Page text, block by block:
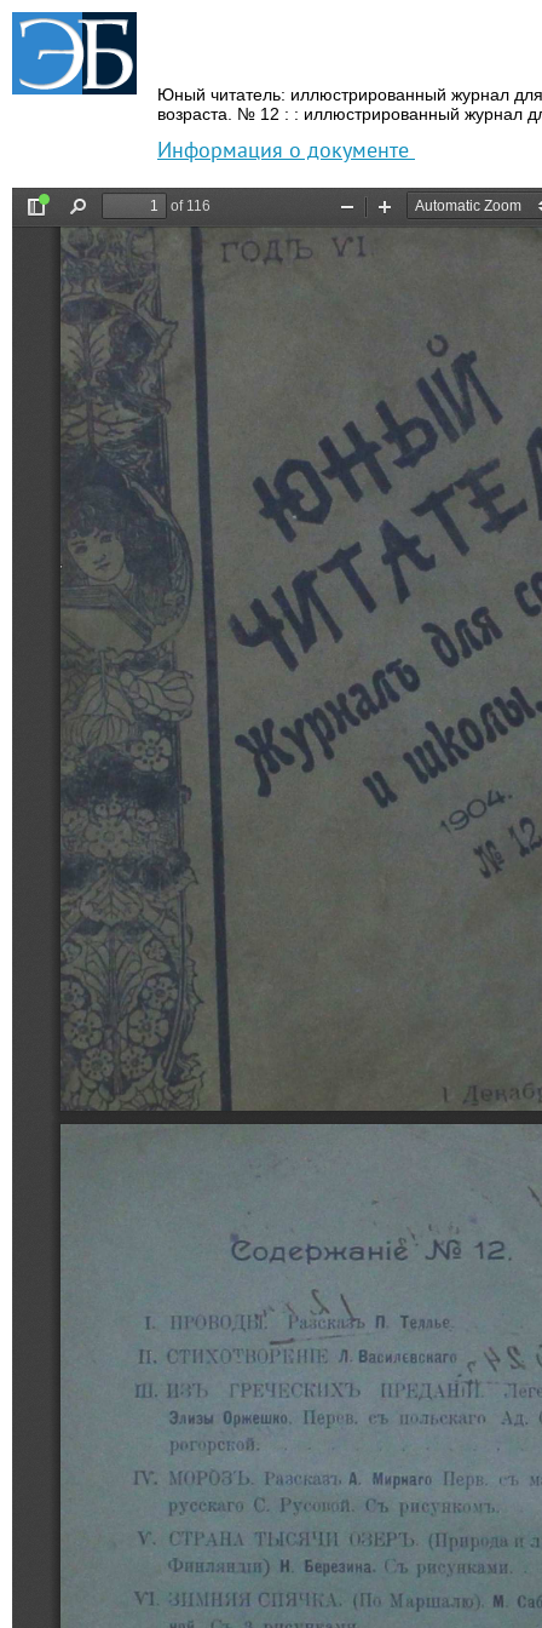
Юный читатель: иллюстрированный журнал
возраста.
№ 12 : : иллюстрированный журнал
Информация о документе